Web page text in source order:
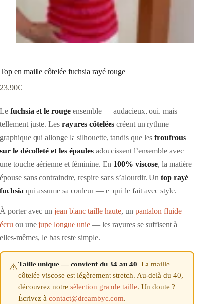
Top en maille côtelée fuchsia rayé rouge
23.90€
Le fuchsia et le rouge ensemble — audacieux, oui, mais
tellement juste. Les rayures côtelées créent un rythme
graphique qui allonge la silhouette, tandis que les froufrous
sur le décolleté et les épaules adoucissent l’ensemble avec
une touche aérienne et féminine. En 100% viscose, la matière
épouse sans contraindre, respire sans s’alourdir. Un top rayé
fuchsia qui assume sa couleur — et qui le fait avec style.
À porter avec un jean blanc taille haute, un pantalon fluide
écru ou une jupe longue unie — les rayures se suffisent à
elles-mêmes, le bas reste simple.
⚠️Taille unique — convient du 34 au 40. La maille
côtelée viscose est légèrement stretch. Au-delà du 40,
découvrez notre sélection grande taille. Un doute ?
Écrivez à contact@dreambyc.com.